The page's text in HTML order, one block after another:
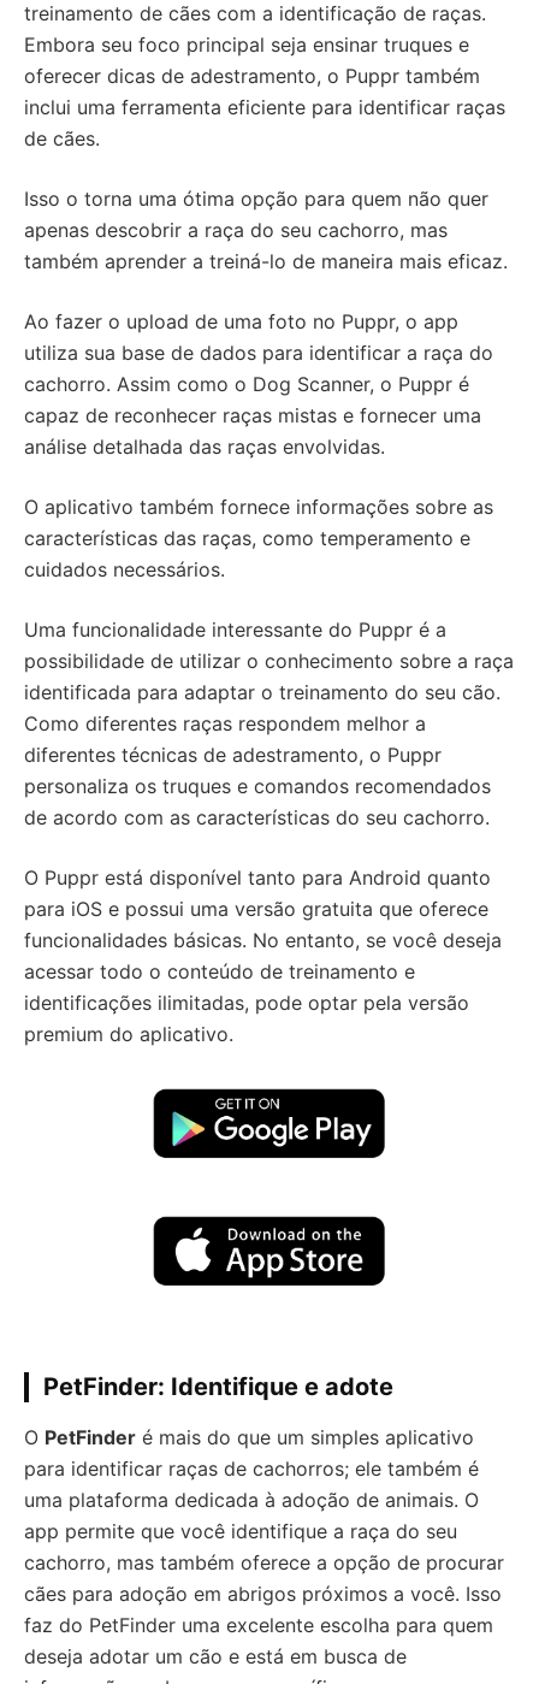
treinamento de cães com a identificação de raças.
Embora seu foco principal seja ensinar truques e
oferecer dicas de adestramento, o Puppr também
inclui uma ferramenta eficiente para identificar raças
de cães.
Isso o torna uma ótima opção para quem não quer
apenas descobrir a raça do seu cachorro, mas
também aprender a treiná-lo de maneira mais eficaz.
Ao fazer o upload de uma foto no Puppr, o app
utiliza sua base de dados para identificar a raça do
cachorro. Assim como o Dog Scanner, o Puppr é
capaz de reconhecer raças mistas e fornecer uma
análise detalhada das raças envolvidas.
O aplicativo também fornece informações sobre as
características das raças, como temperamento e
cuidados necessários.
Uma funcionalidade interessante do Puppr é a
possibilidade de utilizar o conhecimento sobre a raça
identificada para adaptar o treinamento do seu cão.
Como diferentes raças respondem melhor a
diferentes técnicas de adestramento, o Puppr
personaliza os truques e comandos recomendados
de acordo com as características do seu cachorro.
O Puppr está disponível tanto para Android quanto
para iOS e possui uma versão gratuita que oferece
funcionalidades básicas. No entanto, se você deseja
acessar todo o conteúdo de treinamento e
identificações ilimitadas, pode optar pela versão
premium do aplicativo.
PetFinder: Identifique e adote
O PetFinder é mais do que um simples aplicativo
para identificar raças de cachorros; ele também é
uma plataforma dedicada à adoção de animais. O
app permite que você identifique a raça do seu
cachorro, mas também oferece a opção de procurar
cães para adoção em abrigos próximos a você. Isso
faz do PetFinder uma excelente escolha para quem
deseja adotar um cão e está em busca de